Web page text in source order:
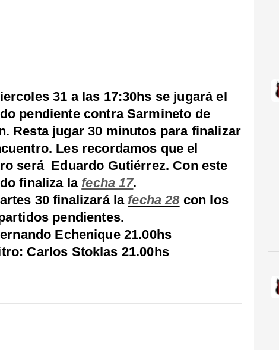
31 a las 17:30hs se jugará el
pendiente contra Sarmineto de
Resta jugar 30 minutos para finalizar
Les recordamos que el
será Eduardo Gutiérrez. Con este
finaliza la fecha 17.
30 finalizará la fecha 28con los
pendientes.
Echenique 21.00hs
Carlos Stoklas 21.00hs